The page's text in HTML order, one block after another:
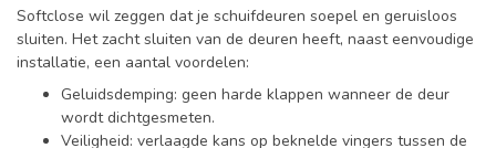
Softclose wil zeggen dat je schuifdeuren soepel en geruisloos
sluiten. Het zacht sluiten van de deuren heeft, naast eenvoudige
installatie, een aantal voordelen:
Geluidsdemping: geen harde klappen wanneer de deur
wordt dichtgesmeten.
Veiligheid: verlaagde kans op beknelde vingers tussen de